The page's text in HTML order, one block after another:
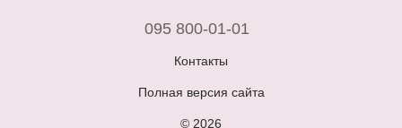
095 800-01-01
Контакты
Полная версия сайта
© 2026